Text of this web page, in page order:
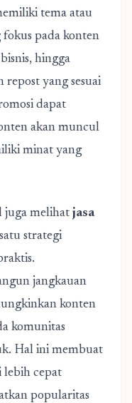
tema atau
pada konten
hingga
yang sesuai
dapat
akan muncul
minat yang
juga melihat jasa
strategi
jangkauan
konten
komunitas
Hal ini membuat
lebih cepat
popularitas